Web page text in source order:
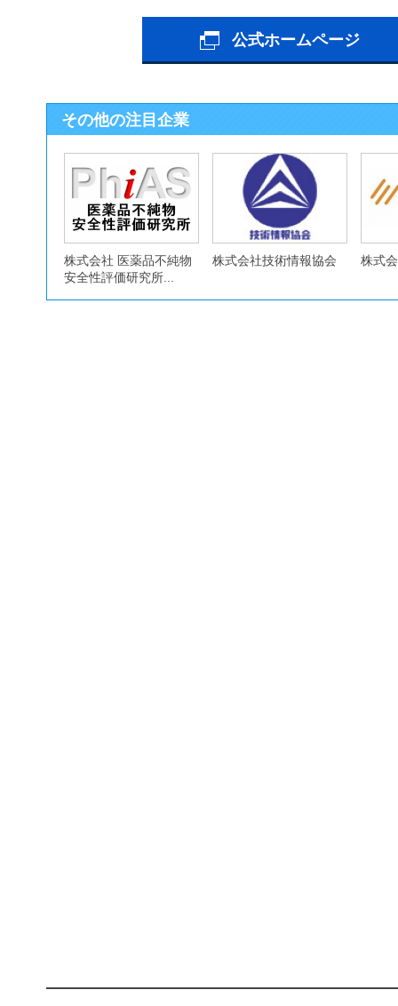
公式ホームページ
その他の注目企業
株式会社 医薬品不純物
安全性評価研究所...
株式会社技術情報協会 株式